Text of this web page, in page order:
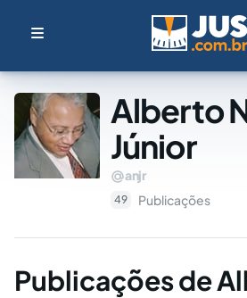
Alberto
Júnior
anjr
49 Publicações
Publicações de